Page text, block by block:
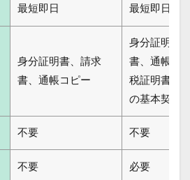
最短即日 最短即日
身分証明書、請求
書、通帳コピー
身分証明書
書、通帳コ
税証明書、
の基本契約
不要 不要
不要 必要